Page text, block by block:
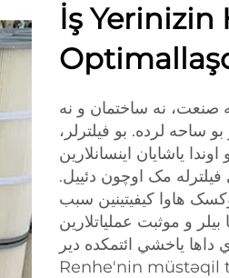
İş Yerinizin
صنعت، نه ساختمان و نه
بو ساحه لرده. بو فیلترلر،
یاشایان اینسانلارین
فیلترله مک اوچون دئییل.
هاوا کيفيتينين سبب
و موثبت عملياتلارين
Renhe'nin müstəqil